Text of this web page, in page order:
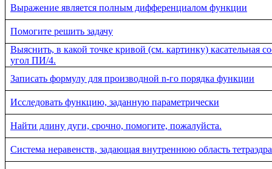
Выражение является полным дифференциалом функции
Помогите решить задачу
Выяснить, в какой точке кривой (см. картинку) касательная
угол ПИ/4.
Записать формулу для производной n-го порядка функции
Исследовать функцию, заданную параметрически
Найти длину дуги, срочно, помогите, пожалуйста.
Система неравенств, задающая внутреннюю область